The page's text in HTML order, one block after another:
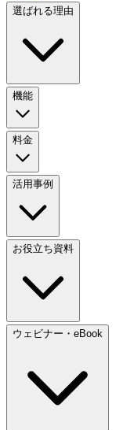
選ばれる理由
機能
料金
活用事例
お役立ち資料
ウェビナー・eBook